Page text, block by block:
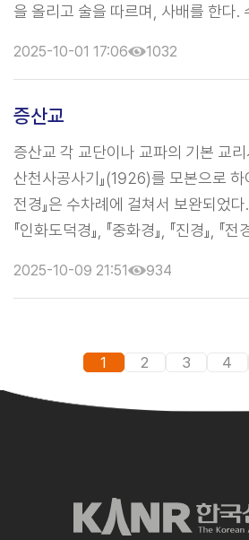
을 올리고 술을 따르며, 사배를 한다.
『현무경』, 『순천도법문전경』 등이
1977) 『범증산교사』(홍범초, 도서
흥종교총감』(이강호, 대흥기획,
『한국종교』10집, 1985)
2025-10-01 17:06 1032
증산교
증산교 각 교단이나 교파의 기본 교리
산천사공사기』(1926)를 모본으로
전경』은 수차례에 걸쳐서 보완되었다.
『인화도덕경』, 『중화경』, 『진경』, 『전
스럽게 밝힌 예언서로 알려져 있다. <
(이정립, 증산교교화부, 1984) 『범
2025-10-09 21:51 934
1 2 3 4